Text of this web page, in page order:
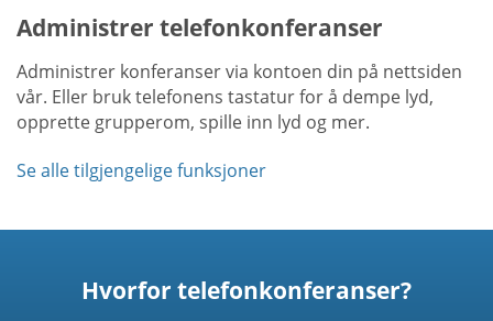
Administrer telefonkonferanser
Administrer konferanser via kontoen din på nettsiden
vår. Eller bruk telefonens tastatur for å dempe lyd,
opprette grupperom, spille inn lyd og mer.
Se alle tilgjengelige funksjoner
Hvorfor telefonkonferanser?